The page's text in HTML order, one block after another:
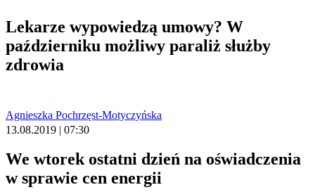
Lekarze wypowiedzą umowy? W
październiku możliwy paraliż służby
zdrowia
Agnieszka Pochrzęst-Motyczyńska
13.08.2019 | 07:30
We wtorek ostatni dzień na oświadczenia
w sprawie cen energii